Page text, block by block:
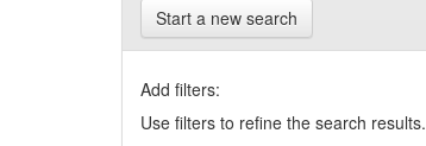
Start a new search
Add filters:
Use filters to refine the search results.